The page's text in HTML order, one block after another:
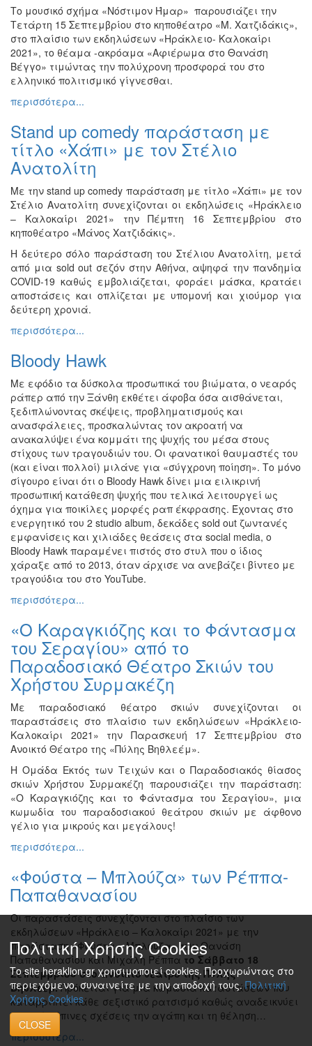
Το μουσικό σχήμα «Νόστιμον Ήμαρ» παρουσιάζει την
Τετάρτη 15 Σεπτεμβρίου στο κηποθέατρο «Μ. Χατζιδάκις»,
στο πλαίσιο των εκδηλώσεων «Ηράκλειο- Καλοκαίρι
2021», το θέαμα -ακρόαμα «Αφιέρωμα στο Θανάση
Βέγγο» τιμώντας την πολύχρονη προσφορά του στο
ελληνικό πολιτισμικό γίγνεσθαι.
περισσότερα...
Stand up comedy παράσταση με
τίτλο «Χάπι» με τον Στέλιο
Ανατολίτη
Με την stand up comedy παράσταση με τίτλο «Χάπι» με τον
Στέλιο Ανατολίτη συνεχίζονται οι εκδηλώσεις «Ηράκλειο
– Καλοκαίρι 2021» την Πέμπτη 16 Σεπτεμβρίου στο
κηποθέατρο «Μάνος Χατζιδάκις».
Η δεύτερο σόλο παράσταση του Στέλιου Ανατολίτη, μετά
από μια sold out σεζόν στην Αθήνα, αψηφά την πανδημία
COVID-19 καθώς εμβολιάζεται, φοράει μάσκα, κρατάει
αποστάσεις και οπλίζεται με υπομονή και χιούμορ για
δεύτερη χρονιά.
περισσότερα...
Bloody Hawk
Με εφόδιο τα δύσκολα προσωπικά του βιώματα, ο νεαρός
ράπερ από την Ξάνθη εκθέτει άφοβα όσα αισθάνεται,
ξεδιπλώνοντας σκέψεις, προβληματισμούς και
ανασφάλειες, προσκαλώντας τον ακροατή να
ανακαλύψει ένα κομμάτι της ψυχής του μέσα στους
στίχους των τραγουδιών του. Οι φανατικοί θαυμαστές του
(και είναι πολλοί) μιλάνε για «σύγχρονη ποίηση». Το μόνο
σίγουρο είναι ότι ο Bloody Hawk δίνει μια ειλικρινή
προσωπική κατάθεση ψυχής που τελικά λειτουργεί ως
όχημα για ποικίλες μορφές ραπ έκφρασης. Έχοντας στο
ενεργητικό του 2 studio album, δεκάδες sold out ζωντανές
εμφανίσεις και χιλιάδες θεάσεις στα social media, ο
Bloody Hawk παραμένει πιστός στο στυλ που ο ίδιος
χάραξε από το 2013, όταν άρχισε να ανεβάζει βίντεο με
τραγούδια του στο YouTube.
περισσότερα...
«Ο Καραγκιόζης και το Φάντασμα
του Σεραγίου» από το
Παραδοσιακό Θέατρο Σκιών του
Χρήστου Συρμακέζη
Με παραδοσιακό θέατρο σκιών συνεχίζονται οι
παραστάσεις στο πλαίσιο των εκδηλώσεων «Ηράκλειο-
Καλοκαίρι 2021» την Παρασκευή 17 Σεπτεμβρίου στο
Ανοικτό Θέατρο της «Πύλης Βηθλεέμ».
Η Ομάδα Εκτός των Τειχών και ο Παραδοσιακός θίασος
σκιών Χρήστου Συρμακέζη παρουσιάζει την παράσταση:
«Ο Καραγκιόζης και το Φάντασμα του Σεραγίου», μια
κωμωδία του παραδοσιακού θεάτρου σκιών με άφθονο
γέλιο για μικρούς και μεγάλους!
περισσότερα...
«Φούστα – Μπλούζα» των Ρέππα-
Παπαθανασίου
Οι παραστάσεις συνεχίζονται στο πλαίσιο των
εκδηλώσεων «Ηράκλειο – Καλοκαίρι 2021» με την
παράσταση «Φούστα – Μπλούζα» των Θανάση
Παπαθανασίου και Μιχάλη Ρέππα το Σάββατο 18
Σεπτεμβρίου στο ανοικτό θέατρο της Πύλης
Βηθλεέμ.Πρόκειται για μια κωμωδία καταστάσεων που
καταρρίπτει κάθε σεξιστικό ρατσισμό καθώς αναδεικνύει
τις ανθρώπινες σχέσεις την αγάπη και τη θέληση…
περισσότερα...
Πολιτική Χρήσης Cookies
Το site heraklion.gr χρησιμοποιεί cookies. Προχωρώντας στο
περιεχόμενο, συναινείτε με την αποδοχή τους.Πολιτική
Χρήσης Cookies
CLOSE